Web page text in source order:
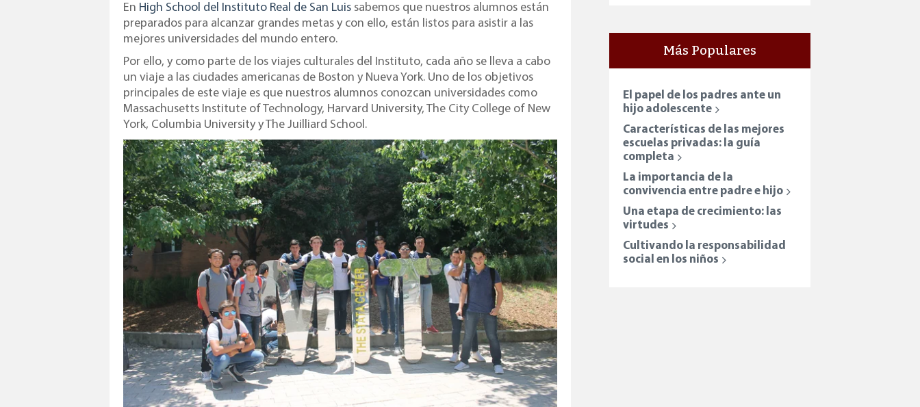
En High School del Instituto Real de San Luis sabemos que nuestros alumnos están
preparados para alcanzar grandes metas y con ello, están listos para asistir a las
mejores universidades del mundo entero.
Por ello, y como parte de los viajes culturales del Instituto, cada año se lleva a cabo
un viaje a las ciudades americanas de Boston y Nueva York. Uno de los objetivos
principales de este viaje es que nuestros alumnos conozcan universidades como
Massachusetts Institute of Technology, Harvard University, The City College of New
York, Columbia University y The Juilliard School.
Más Populares
El papel de los padres ante un
hijo adolescente
Características de las mejores
escuelas privadas: la guía
completa
La importancia de la
convivencia entre padre e hijo
Una etapa de crecimiento: las
virtudes
Cultivando la responsabilidad
social en los niños